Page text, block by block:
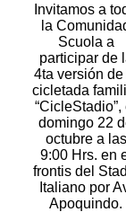
Invitamos a
la
Scuola a
participar de
4ta versión de
cicletada
“CicleStadio”,
domingo 22
octubre a las
9:00 Hrs. en
frontis del
Italiano por
Apoquindo.